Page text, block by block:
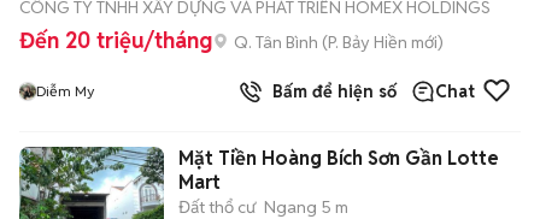
CÔNG TY TNHH XÂY DỰNG VÀ PHÁT TRIỂN HOMEX HOLDINGS
Đến 20 triệu/tháng Q. Tân Bình (P. Bảy Hiền mới)
Diễm My Bấm để hiện số Chat
Mặt Tiền Hoàng Bích Sơn Gần Lotte
Mart
Đất thổ cư Ngang 5 m